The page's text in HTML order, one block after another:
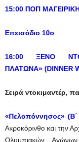
15:00 ΠΟΠ
Επεισόδιο 10ο
16:00 ΞΕΝΟ
ΠΛΑΤΩΝΑ» (DINNER
Σειρά ντοκιμαντέρ,
«Πελοπόννησος»
Ακροκόρινθο και την
Ολυμπιακών